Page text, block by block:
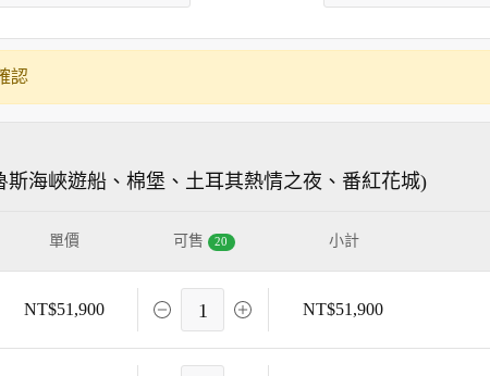
認
海峽遊船、棉堡、土耳其熱情之夜、番紅花城)
單價 可售 20 小計
NT$51,900 1 NT$51,900